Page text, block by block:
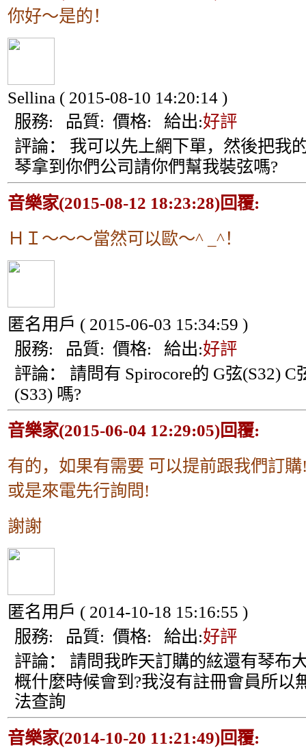
你好～是的！
Sellina ( 2015-08-10 14:20:14 )
服務: 品質: 價格: 給出:好評
評論：
我可以先上網下單，然後把我
琴拿到你們公司請你們幫我裝弦嗎?
音樂家(2015-08-12 18:23:28)回覆:
ＨＩ～～～當然可以歐～^ _^！
匿名用戶 ( 2015-06-03 15:34:59 )
服務: 品質: 價格: 給出:好評
評論：
請問有 Spirocore的 G弦(S32) C
(S33) 嗎?
音樂家(2015-06-04 12:29:05)回覆:
有的，如果有需要 可以提前跟我們訂購
或是來電先行詢問!
謝謝
匿名用戶 ( 2014-10-18 15:16:55 )
服務: 品質: 價格: 給出:好評
評論：
請問我昨天訂購的絃還有琴布
概什麼時候會到?我沒有註冊會員所以
法查詢
音樂家(2014-10-20 11:21:49)回覆: